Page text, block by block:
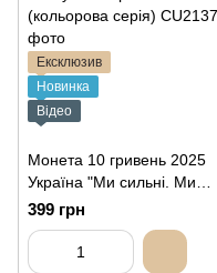
Ексклюзив
Новинка
Відео
Монета 10 гривень 2025
Україна "Ми сильні. Ми
разом. Автономна
Республіка Крим"
(кольорова серія)
399 грн